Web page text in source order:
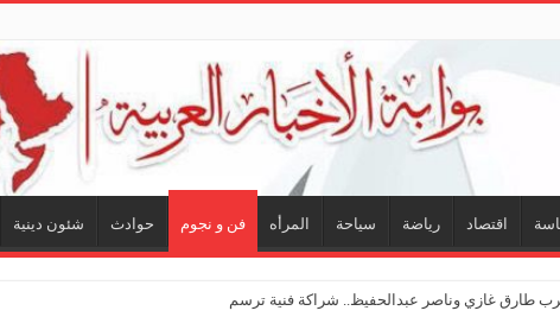
اقتصاد رياضة سياحة المرأه فن و نجوم حوادث شئون دينية
طارق غازي وناصر عبدالحفيظ.. شراكة فنية ترسم ملامح مستقبل الكل